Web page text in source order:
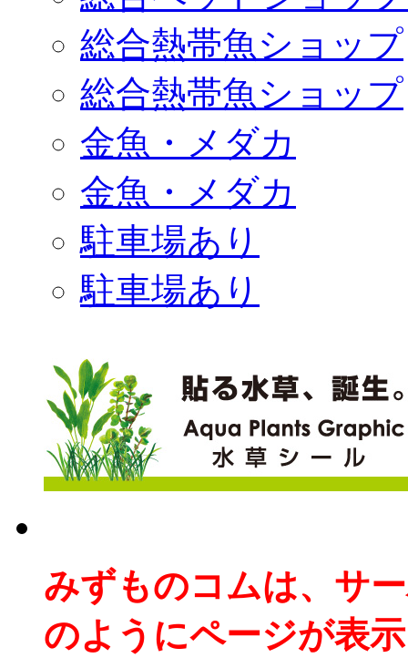
総合熱帯魚ショップ
総合熱帯魚ショップ
金魚・メダカ
金魚・メダカ
駐車場あり
駐車場あり
みずものコムは、サ
のようにページが表